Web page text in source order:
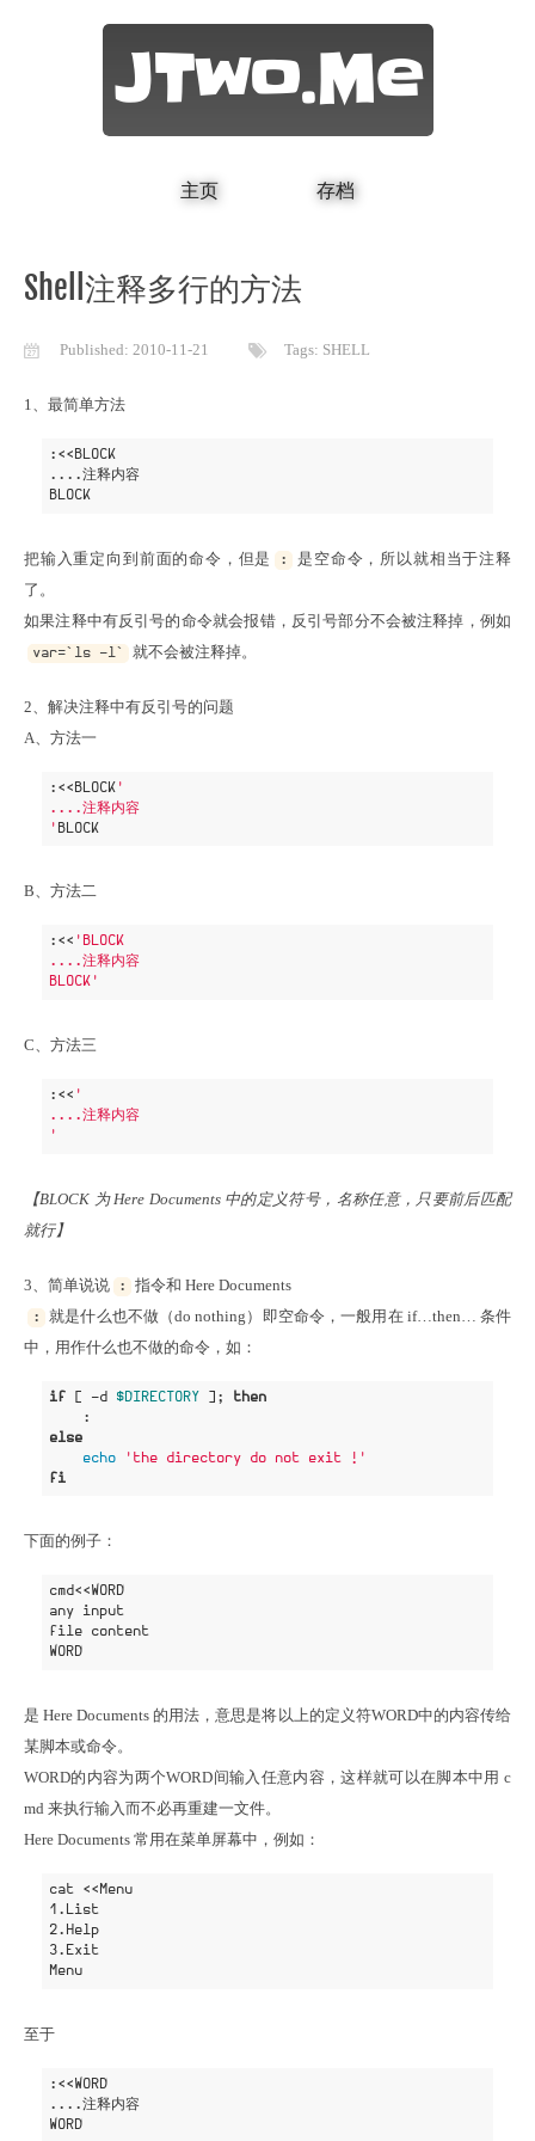
JTwo.Me
主页 存档
Shell注释多行的方法
Published: 2010-11-21 Tags: SHELL
1、最简单方法
:<<BLOCK
....注释内容
BLOCK
把输入重定向到前面的命令，但是 :
是空命令，所以就相当于注释
了。
如果注释中有反引号的命令就会报错，反引号部分不会被注释掉，例如
var=`ls -l` 就不会被注释掉。
2、解决注释中有反引号的问题
A、方法一
:<<BLOCK'
....注释内容
'
BLOCK
B、方法二
:<< 'BLOCK
....注释内容
BLOCK'
C、方法三
:<< '
....注释内容
'
【BLOCK 为 Here Documents 中的定义符号，名称任意，只要前后匹配
就行】
3、简单说说 :
:
就是什么也不做（do nothing）即空命令，一般用在 if…then… 条件
中，用作什么也不做的命令，如：
if [ -d $DIRECTORY ]; then
else
echo
'the directory do not exit !'
fi
下面的例子：
cmd<<WORD
any input
file content
WORD
是 Here Documents 的用法，意思是将以上的定义符WORD中的内容传给
某脚本或命令。
WORD的内容为两个WORD间输入任意内容，这样就可以在脚本中用 c
md 来执行输入而不必再重建一文件。
Here Documents 常用在菜单屏幕中，例如：
cat <<Menu
1.List
2.Help
3.Exit
Menu
至于
:<<WORD
....注释内容
WORD